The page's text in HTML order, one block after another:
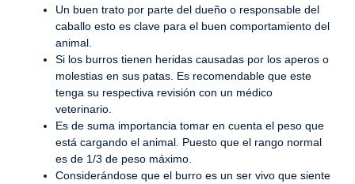
Un buen trato por parte del dueño o responsable del
caballo esto es clave para el buen comportamiento del
animal.
Si los burros tienen heridas causadas por los aperos o
molestias en sus patas. Es recomendable que este
tenga su respectiva revisión con un médico
veterinario.
Es de suma importancia tomar en cuenta el peso que
está cargando el animal. Puesto que el rango normal
es de 1/3 de peso máximo.
Considerándose que el burro es un ser vivo que siente